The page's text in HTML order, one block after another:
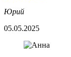
Юрий
05.05.2025